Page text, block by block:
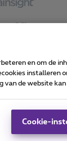
en om de
installeren
van de website
Cookie-